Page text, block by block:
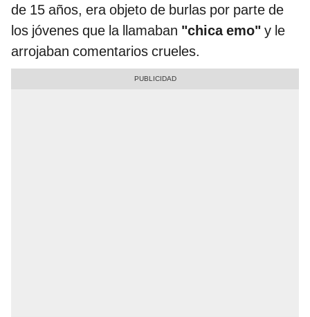
de 15 años, era objeto de burlas por parte de
los jóvenes que la llamaban "chica emo" y le
arrojaban comentarios crueles.